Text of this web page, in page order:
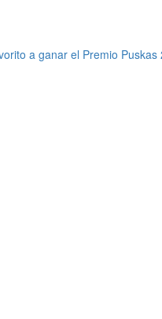
a ganar el Premio Puskas